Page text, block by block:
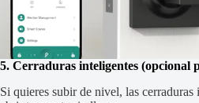
5. Cerraduras inteligentes (opcional
Si quieres subir de nivel, las cerraduras